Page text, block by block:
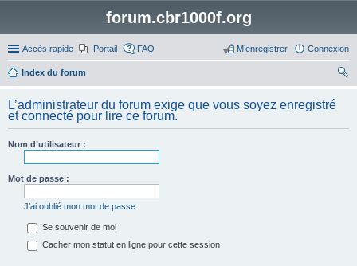
forum.cbr1000f.org
Accès rapide Portail FAQ Connexion
M’enregistrer
Index du forum
ch
L’administrateur du forum exige que vous soyez enregistré
et connecté pour lire ce forum.
Nom d’utilisateur :
Mot de passe :
J’ai oublié mon mot de passe
Se souvenir de moi
Cacher mon statut en ligne pour cette session